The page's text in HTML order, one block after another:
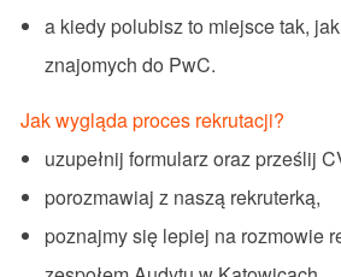
a kiedy polubisz to miejsce tak,
znajomych do PwC.
Jak wygląda proces rekrutacji?
uzupełnij formularz oraz prześlij
porozmawiaj z naszą rekruterką,
poznajmy się lepiej na rozmowie